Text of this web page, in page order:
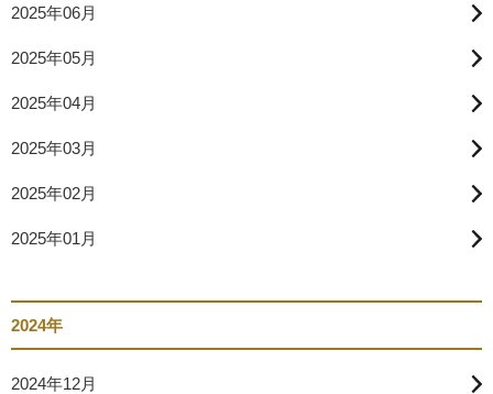
2025年06月
2025年05月
2025年04月
2025年03月
2025年02月
2025年01月
2024年
2024年12月